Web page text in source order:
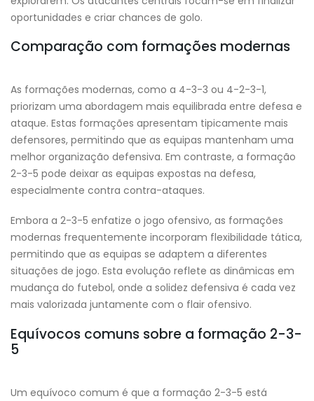
oportunidades e criar chances de golo.
Comparação com formações modernas
As formações modernas, como a 4-3-3 ou 4-2-3-1,
priorizam uma abordagem mais equilibrada entre defesa e
ataque. Estas formações apresentam tipicamente mais
defensores, permitindo que as equipas mantenham uma
melhor organização defensiva. Em contraste, a formação
2-3-5 pode deixar as equipas expostas na defesa,
especialmente contra contra-ataques.
Embora a 2-3-5 enfatize o jogo ofensivo, as formações
modernas frequentemente incorporam flexibilidade tática,
permitindo que as equipas se adaptem a diferentes
situações de jogo. Esta evolução reflete as dinâmicas em
mudança do futebol, onde a solidez defensiva é cada vez
mais valorizada juntamente com o flair ofensivo.
Equívocos comuns sobre a formação 2-3-
5
Um equívoco comum é que a formação 2-3-5 está